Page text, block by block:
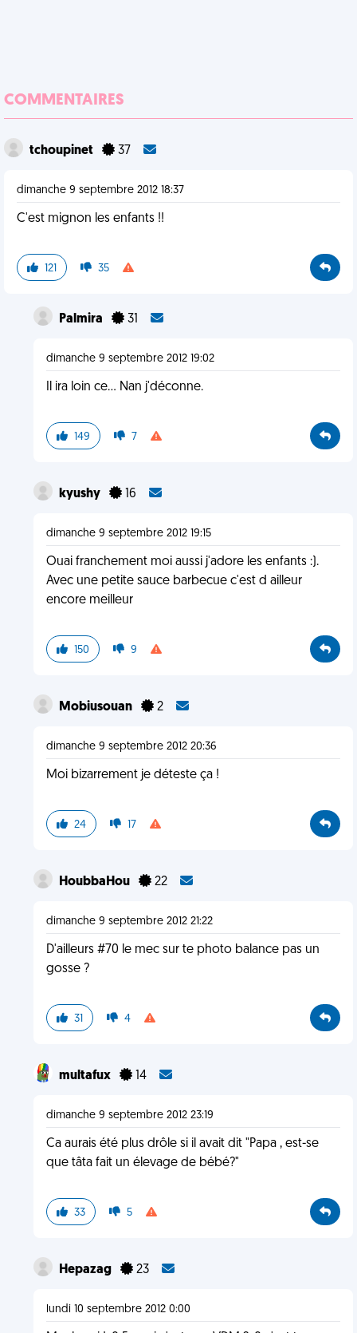
COMMENTAIRES
tchoupinet 37
dimanche 9 septembre 2012 18:37
C'est mignon les enfants !!
121 35
Palmira 31
dimanche 9 septembre 2012 19:02
Il ira loin ce... Nan j'déconne.
149 7
kyushy 16
dimanche 9 septembre 2012 19:15
Ouai franchement moi aussi j'adore les enfants :).
Avec une petite sauce barbecue c'est d ailleur
encore meilleur
150 9
Mobiusouan 2
dimanche 9 septembre 2012 20:36
Moi bizarrement je déteste ça !
24 17
HoubbaHou 22
dimanche 9 septembre 2012 21:22
D'ailleurs #70 le mec sur te photo balance pas un
gosse ?
31 4
multafux 14
dimanche 9 septembre 2012 23:19
Ca aurais été plus drôle si il avait dit "Papa , est-se
que tâta fait un élevage de bébé?"
33 5
Hepazag 23
lundi 10 septembre 2012 0:00